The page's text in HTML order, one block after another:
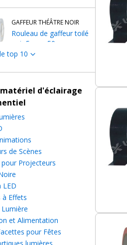
GAFFEUR THÉÂTRE NOIR
Rouleau de gaffeur toilé
noir 5cm x 50m
GAFFEUR THÉÂTRE GRIS
gris 5cm x 50m
Rouleau de gaffeur rouge
3.8cm x 50m
GAFFEUR THÉÂTRE GRIS
50MM
Rouleau de gaffeur toilé
gris 5cm x 50m
GAFFEUR THÉÂTRE NOIR
top 10
matériel d'éclairage
de Scènes
Projecteurs
LED
à Effets
et Alimentation
pour Fêtes